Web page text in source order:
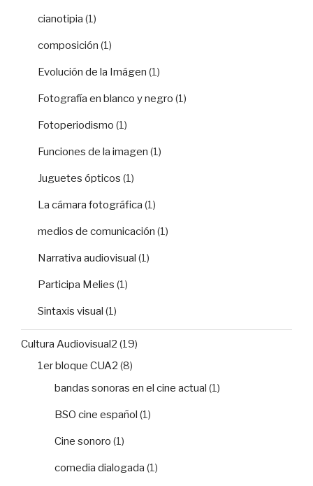
cianotipia (1)
composición (1)
Evolución de la Imágen (1)
Fotografía en blanco y negro (1)
Fotoperiodismo (1)
Funciones de la imagen (1)
Juguetes ópticos (1)
La cámara fotográfica (1)
medios de comunicación (1)
Narrativa audiovisual (1)
Participa Melies (1)
Sintaxis visual (1)
Cultura Audiovisual2 (19)
1er bloque CUA2 (8)
bandas sonoras en el cine actual (1)
BSO cine español (1)
Cine sonoro (1)
comedia dialogada (1)